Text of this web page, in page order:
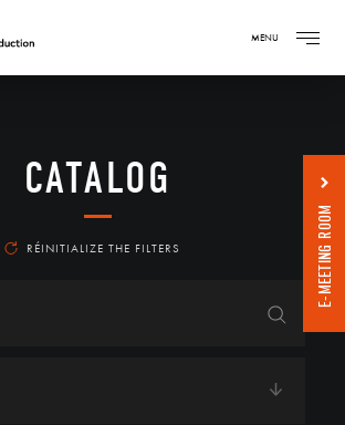
MENU
CATALOG
RÉINITIALIZE THE FILTERS E-MEETING ROOM